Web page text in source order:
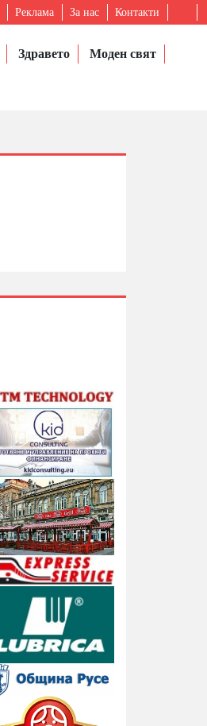
Реклама За нас Контакти
Здравето
Моден свят